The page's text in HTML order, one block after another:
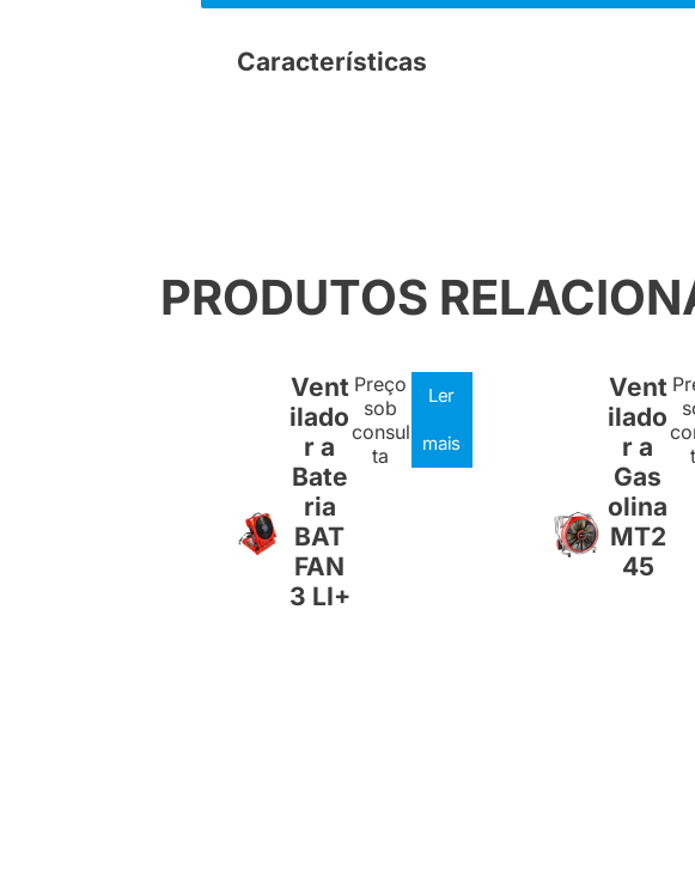
Características
PRODUTOS
Vent
ilado
r a
Bate
ria
BAT
FAN
3 LI+
Preço
sob
consul
ta
Ler
mais
Vent
ilado
r a
Gas
olina
MT2
45